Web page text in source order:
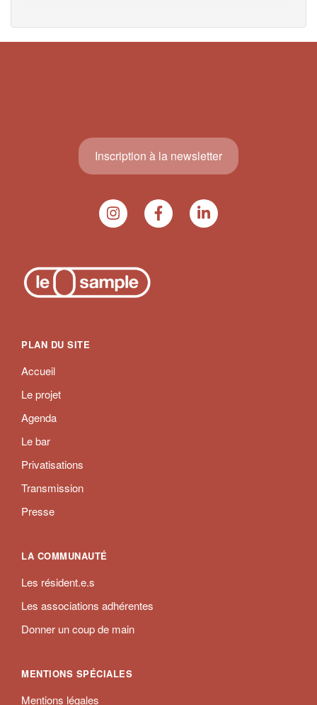
Inscription à la newsletter
PLAN DU SITE
Accueil
Le projet
Agenda
Le bar
Privatisations
Transmission
Presse
LA COMMUNAUTÉ
Les résident.e.s
Les associations adhérentes
Donner un coup de main
MENTIONS SPÉCIALES
Mentions légales